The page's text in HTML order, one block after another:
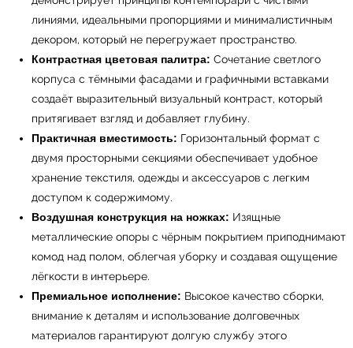
линиями, идеальными пропорциями и минималистичным
декором, который не перегружает пространство.
Контрастная цветовая палитра: Сочетание светлого
корпуса с тёмными фасадами и графичными вставками
создаёт выразительный визуальный контраст, который
притягивает взгляд и добавляет глубину.
Практичная вместимость: Горизонтальный формат с
двумя просторными секциями обеспечивает удобное
хранение текстиля, одежды и аксессуаров с легким
доступом к содержимому.
Воздушная конструкция на ножках: Изящные
металлические опоры с чёрным покрытием приподнимают
комод над полом, облегчая уборку и создавая ощущение
лёгкости в интерьере.
Премиальное исполнение: Высокое качество сборки,
внимание к деталям и использование долговечных
материалов гарантируют долгую службу этого